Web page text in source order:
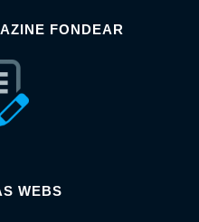
FONDEAR
WEBS